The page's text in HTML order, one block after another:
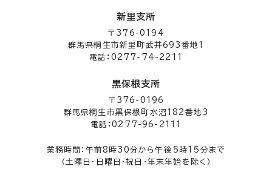
新里支所
〒376-0194
群馬県桐生市新里町武井693番地1
電話：0277-74-2211
黒保根支所
〒376-0196
群馬県桐生市黒保根町水沼182番地3
電話：0277-96-2111
業務時間：午前8時30分から午後5時15分まで
（土曜日・日曜日・祝日・年末年始を除く）